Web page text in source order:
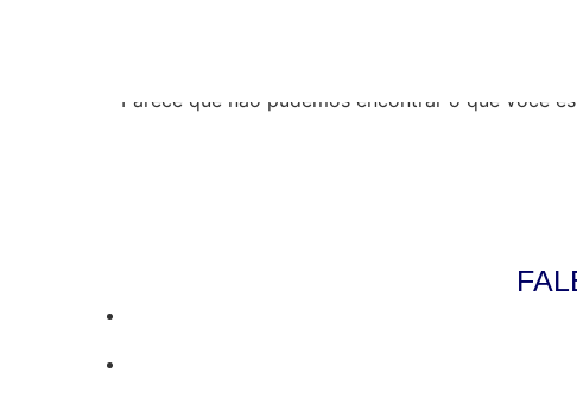
Parece que não pudemos encontrar o que você